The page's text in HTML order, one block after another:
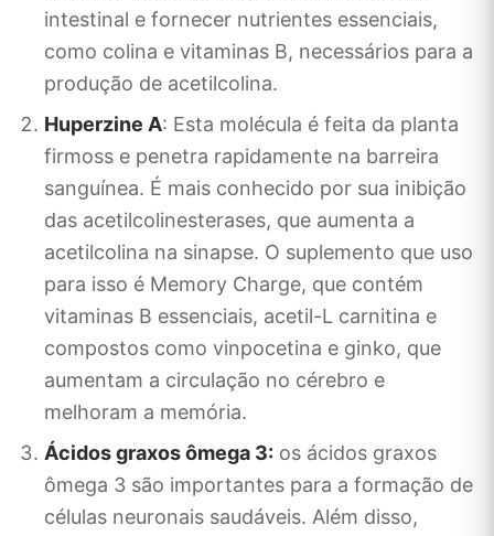
intestinal e fornecer nutrientes essenciais,
como colina e vitaminas B, necessários para a
produção de acetilcolina.
Huperzine A: Esta molécula é feita da planta
firmoss e penetra rapidamente na barreira
sanguínea. É mais conhecido por sua inibição
das acetilcolinesterases, que aumenta a
acetilcolina na sinapse. O suplemento que uso
para isso é Memory Charge, que contém
vitaminas B essenciais, acetil-L carnitina e
compostos como vinpocetina e ginko, que
aumentam a circulação no cérebro e
melhoram a memória.
Ácidos graxos ômega 3: os ácidos graxos
ômega 3 são importantes para a formação de
células neuronais saudáveis. Além disso,